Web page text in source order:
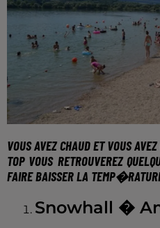
VOUS AVEZ CHAUD ET VOUS
TOP VOUS RETROUVEREZ
FAIRE BAISSER LA
Snowhall �